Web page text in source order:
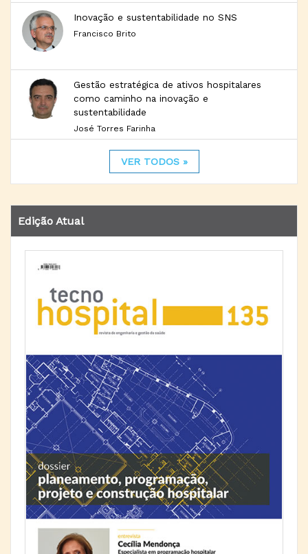
Inovação e sustentabilidade no SNS
Francisco Brito
Gestão estratégica de ativos hospitalares
como caminho na inovação e
sustentabilidade
José Torres Farinha
VER TODOS »
Edição Atual